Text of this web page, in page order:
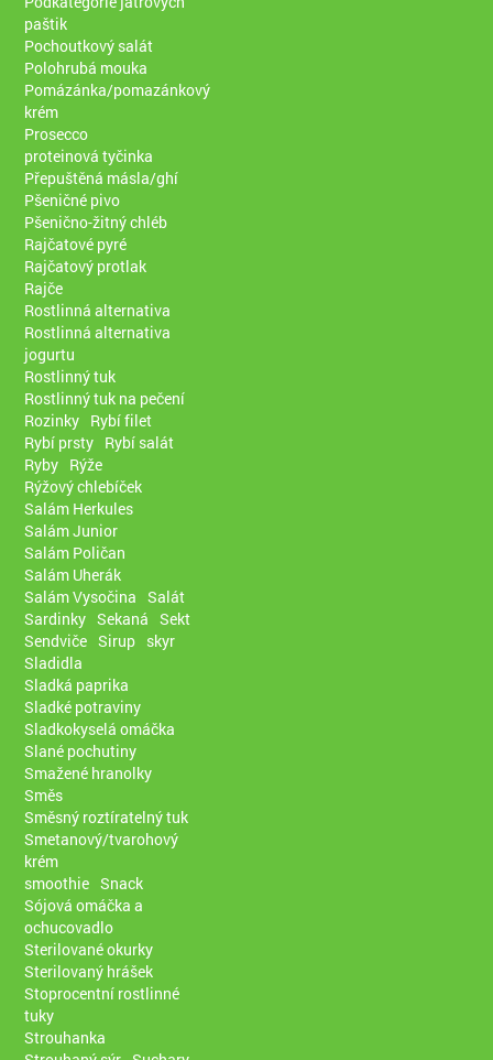
paštik
Pochoutkový salát
Polohrubá mouka
Pomázánka/pomazánkový
krém
Prosecco
proteinová tyčinka
Přepuštěná másla/ghí
Pšeničné pivo
Pšenično-žitný chléb
Rajčatové pyré
Rajčatový protlak
Rajče
Rostlinná alternativa
Rostlinná alternativa
jogurtu
Rostlinný tuk
Rostlinný tuk na pečení
Rozinky Rybí filet
Rybí prsty Rybí salát
Ryby Rýže
Rýžový chlebíček
Salám Herkules
Salám Junior
Salám Poličan
Salám Uherák
Salám Vysočina Salát
Sardinky Sekaná Sekt
Sendviče Sirup skyr
Sladidla
Sladká paprika
Sladké potraviny
Sladkokyselá omáčka
Slané pochutiny
Smažené hranolky
Směs
Směsný roztíratelný tuk
Smetanový/tvarohový
krém
smoothie Snack
Sójová omáčka a
ochucovadlo
Sterilované okurky
Sterilovaný hrášek
Stoprocentní rostlinné
tuky
Strouhanka